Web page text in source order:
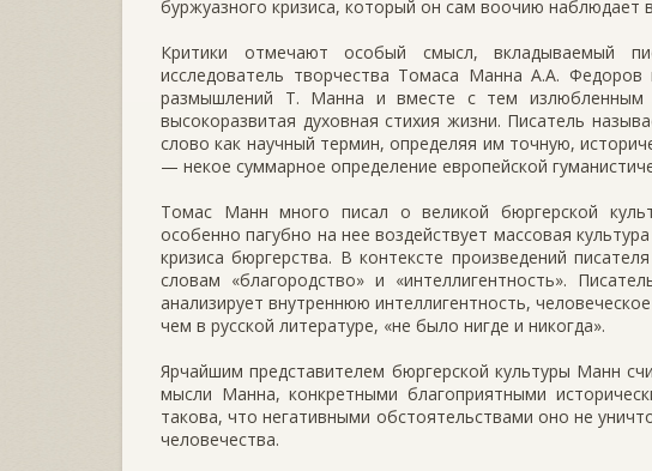
буржуазного кризиса, который он сам воочию наблюдает
Критики отмечают особый смысл, вкладываемый
исследователь творчества Томаса Манна А.А.
размышлений Т. Манна и вместе с тем излюбленным
высокоразвитая духовная стихия жизни. Писатель
слово как научный термин, определяя им точную,
— некое суммарное определение европейской
Томас Манн много писал о великой бюргерской
особенно пагубно на нее воздействует массовая
кризиса бюргерства. В контексте произведений
словам «благородство» и «интеллигентность».
анализирует внутреннюю интеллигентность,
чем в русской литературе, «не было нигде и никогда».
Ярчайшим представителем бюргерской культуры Манн
мысли Манна, конкретными благоприятными
такова, что негативными обстоятельствами оно не
человечества.